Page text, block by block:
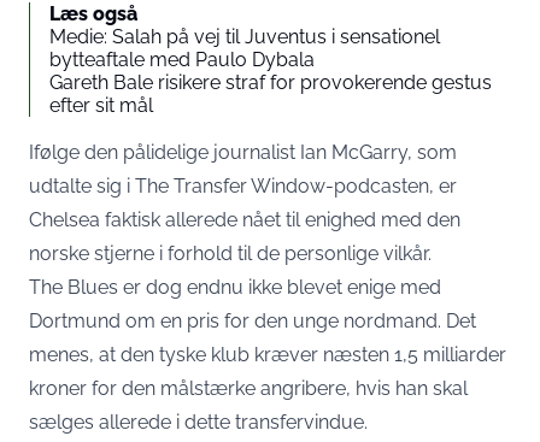
Læs også
Medie: Salah på vej til Juventus i sensationel
bytteaftale med Paulo Dybala
Gareth Bale risikere straf for provokerende gestus
efter sit mål
Ifølge den pålidelige journalist Ian McGarry, som
udtalte sig i The Transfer Window-podcasten, er
Chelsea faktisk allerede nået til enighed med den
norske stjerne i forhold til de personlige vilkår.
The Blues er dog endnu ikke blevet enige med
Dortmund om en pris for den unge nordmand. Det
menes, at den tyske klub kræver næsten 1,5 milliarder
kroner for den målstærke angribere, hvis han skal
sælges allerede i dette transfervindue.